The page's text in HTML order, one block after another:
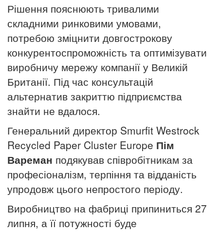
Рішення пояснюють тривалими
складними ринковими умовами,
потребою зміцнити довгострокову
конкурентоспроможність та оптимізувати
виробничу мережу компанії у Великій
Британії. Під час консультацій
альтернатив закриттю підприємства
знайти не вдалося.
Генеральний директор Smurfit Westrock
Recycled Paper Cluster Europe Пім
Вареман подякував співробітникам за
професіоналізм, терпіння та відданість
упродовж цього непростого періоду.
Виробництво на фабриці припиниться 27
липня, а її потужності буде